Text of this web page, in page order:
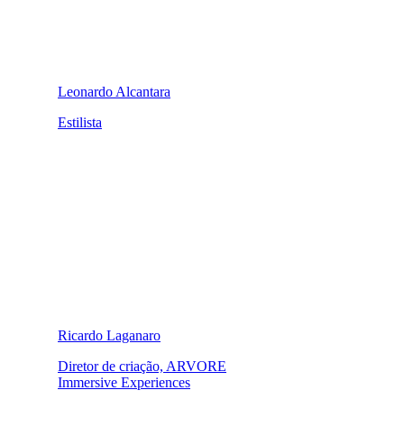
Leonardo Alcantara
Estilista
Ricardo Laganaro
Diretor de criação, ARVORE
Immersive Experiences